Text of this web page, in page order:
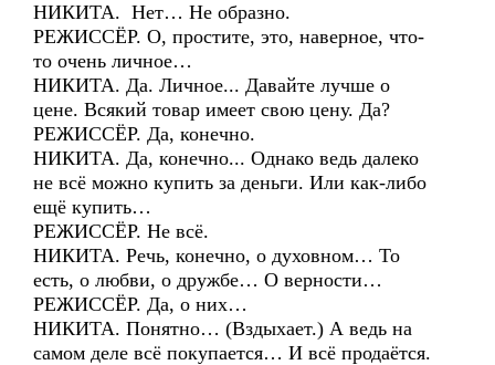
НИКИТА. Нет… Не образно.
РЕЖИССЁР. О, простите, это, наверное, что-
то очень личное…
НИКИТА. Да. Личное... Давайте лучше о
цене. Всякий товар имеет свою цену. Да?
РЕЖИССЁР. Да, конечно.
НИКИТА. Да, конечно... Однако ведь далеко
не всё можно купить за деньги. Или как-либо
ещё купить…
РЕЖИССЁР. Не всё.
НИКИТА. Речь, конечно, о духовном… То
есть, о любви, о дружбе… О верности…
РЕЖИССЁР. Да, о них…
НИКИТА. Понятно… (Вздыхает.) А ведь на
самом деле всё покупается… И всё продаётся.